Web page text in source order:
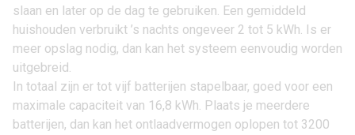
slaan en later op de dag te gebruiken. Een gemiddeld
huishouden verbruikt ’s nachts ongeveer 2 tot 5 kWh. Is er
meer opslag nodig, dan kan het systeem eenvoudig worden
uitgebreid.
In totaal zijn er tot vijf batterijen stapelbaar, goed voor een
maximale capaciteit van 16,8 kWh. Plaats je meerdere
batterijen, dan kan het ontlaadvermogen oplopen tot 3200